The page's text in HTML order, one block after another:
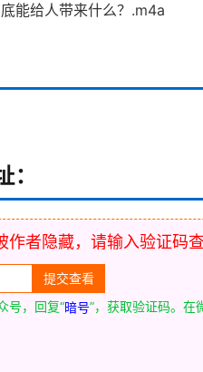
能给人带来什么？.m4a
作者隐藏，请输入验证码
号，回复“暗号”，获取验证码。在